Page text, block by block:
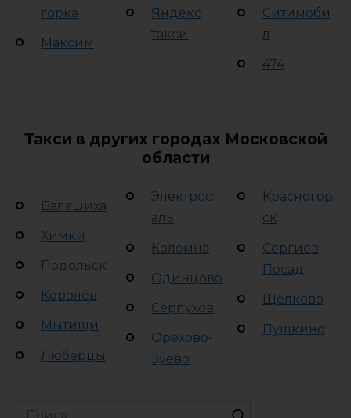
горка
Максим
Яндекс
такси
Ситимоби
л
474
Такси в других городах Московской
области
Балашиха
Химки
Подольск
Королёв
Мытищи
Люберцы
Электрост
аль
Коломна
Одинцово
Серпухов
Орехово-
Зуево
Красногор
ск
Сергиев
Посад
Щёлково
Пушкино
Search